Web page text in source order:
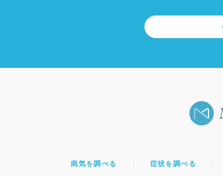
病気を調べる 症状を調べる